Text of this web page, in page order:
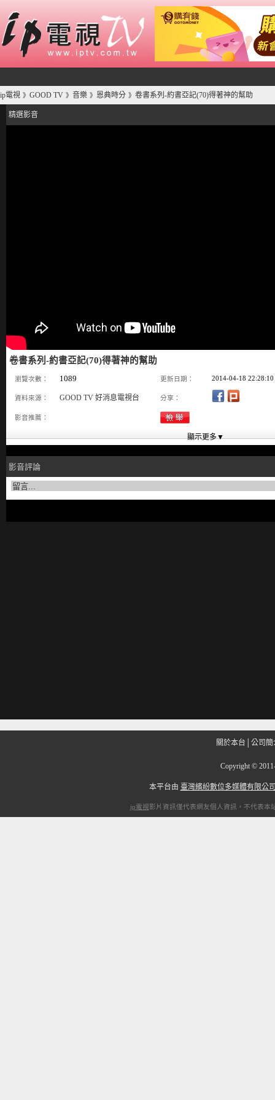
ip電視 》 GOOD TV 》 音樂 》 恩典時分 》 卷書系列-約書亞記(70)得著神的幫助
精選影音
卷書系列-約書亞記(70)得著神的幫助
瀏覽次數： 1089 更新日期： 2014-04-18 22:28:10
資料來源： GOOD TV 好消息電視台 分享：
影音推薦：
影音評論
關於本台 公司簡
Copyright ©
本平台由 臺灣繽紛數位多媒體有限公
ip電視影片資訊僅代表網友個人資訊，不代表本